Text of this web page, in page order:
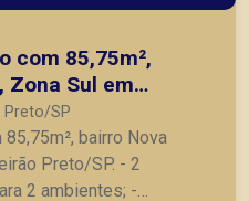
com 85,75m²,
Zona Sul em
Preto/SP
bairro Nova
Preto/SP. - 2
2 ambientes; -